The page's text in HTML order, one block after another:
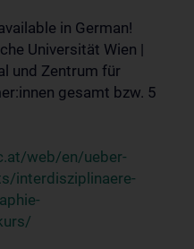
in German!
Universität Wien |
und Zentrum für
gesamt bzw. 5
web/en/ueber-
interdisziplinaere-